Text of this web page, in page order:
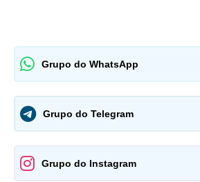
Grupo do WhatsApp
Grupo do Telegram
Grupo do Instagram